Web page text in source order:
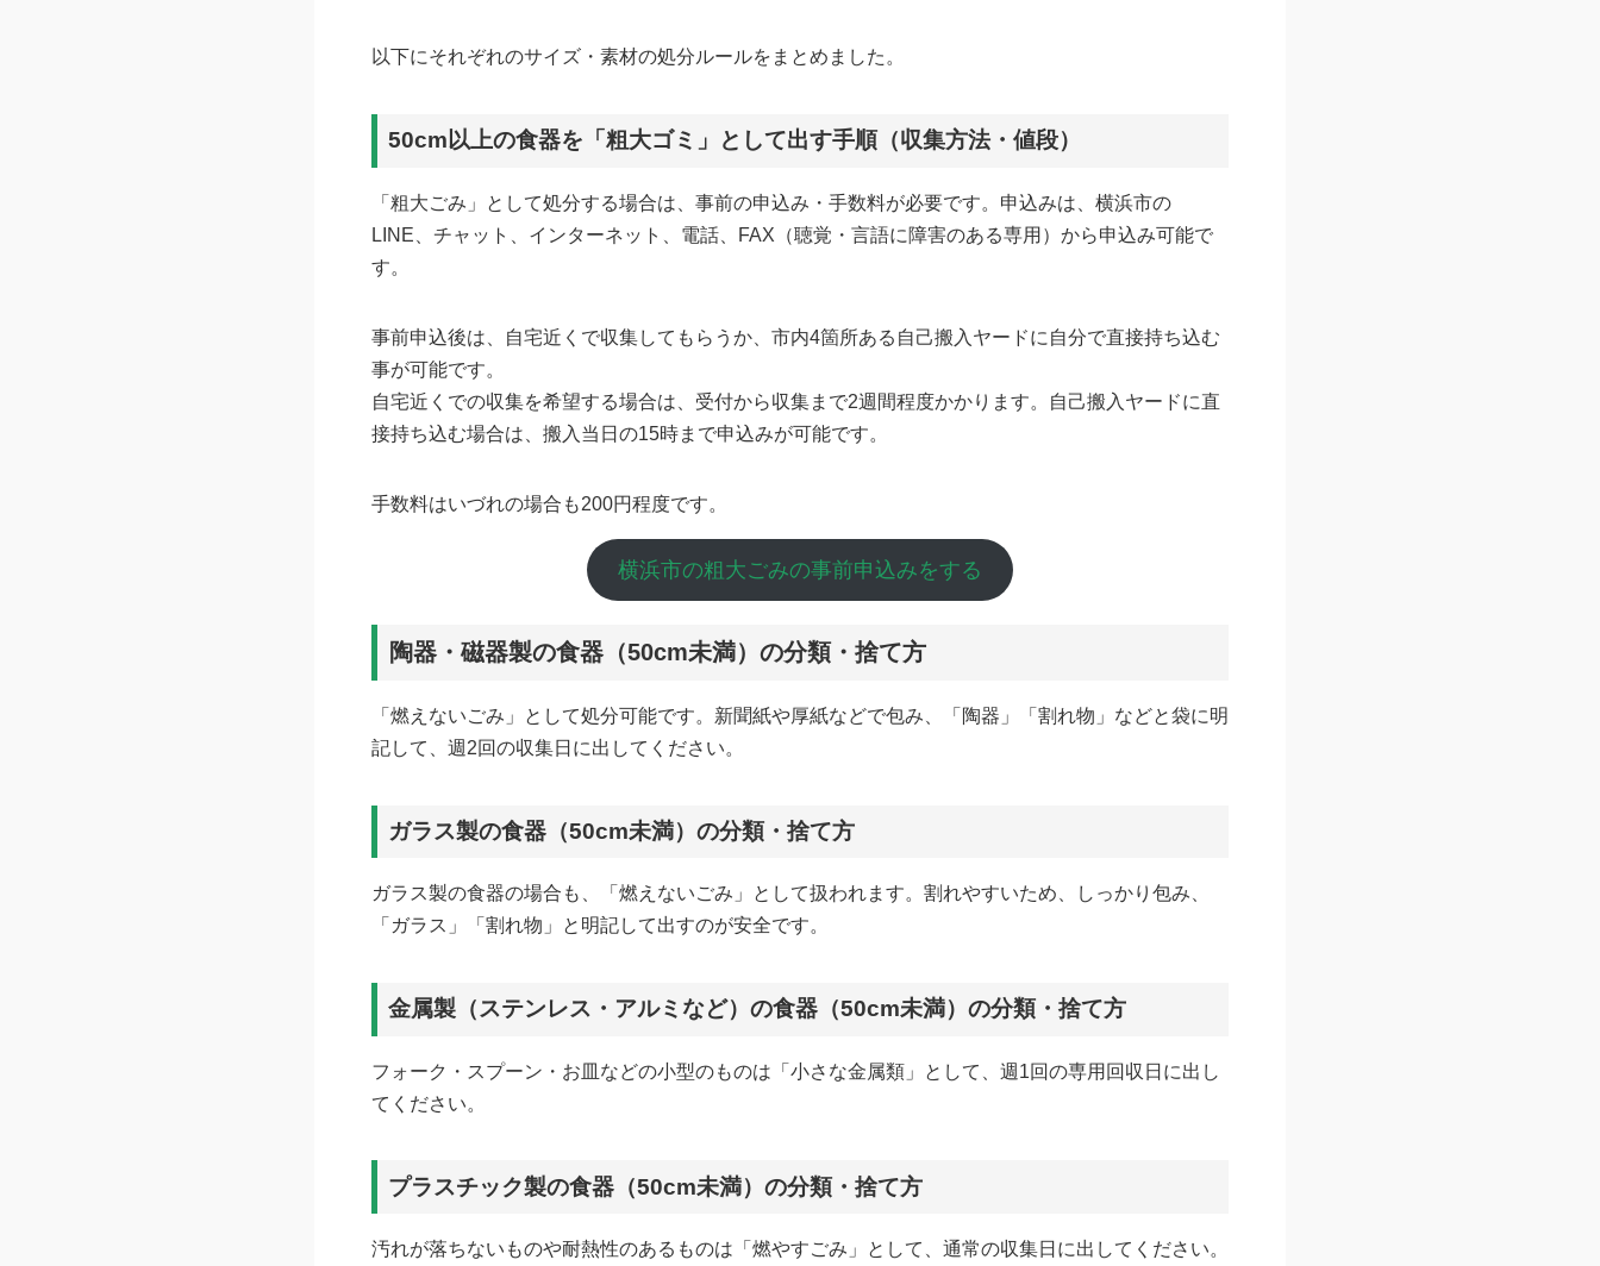
以下にそれぞれのサイズ・素材の処分ルールをまとめました。
50cm以上の食器を「粗大ゴミ」として出す手順（収集方法・値段）
「粗大ごみ」として処分する場合は、事前の申込み・手数料が必要です。申込みは、横浜市の
LINE、チャット、インターネット、電話、FAX（聴覚・言語に障害のある専用）から申込み可能で
す。
事前申込後は、自宅近くで収集してもらうか、市内4箇所ある自己搬入ヤードに自分で直接持ち込む
事が可能です。
自宅近くでの収集を希望する場合は、受付から収集まで2週間程度かかります。自己搬入ヤードに直
接持ち込む場合は、搬入当日の15時まで申込みが可能です。
手数料はいづれの場合も200円程度です。
横浜市の粗大ごみの事前申込みをする
陶器・磁器製の食器（50cm未満）の分類・捨て方
「燃えないごみ」として処分可能です。新聞紙や厚紙などで包み、「陶器」「割れ物」などと袋に明
記して、週2回の収集日に出してください。
ガラス製の食器（50cm未満）の分類・捨て方
ガラス製の食器の場合も、「燃えないごみ」として扱われます。割れやすいため、しっかり包み、
「ガラス」「割れ物」と明記して出すのが安全です。
金属製（ステンレス・アルミなど）の食器（50cm未満）の分類・捨て方
フォーク・スプーン・お皿などの小型のものは「小さな金属類」として、週1回の専用回収日に出し
てください。
プラスチック製の食器（50cm未満）の分類・捨て方
汚れが落ちないものや耐熱性のあるものは「燃やすごみ」として、通常の収集日に出してください。